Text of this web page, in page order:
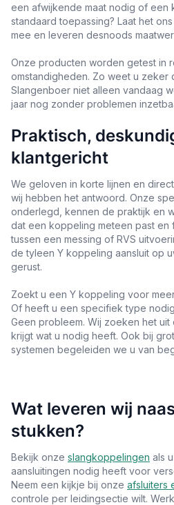
een afwijkende maat nodig of een
standaard toepassing? Laat het
mee en leveren desnoods
Onze producten worden getest in
omstandigheden. Zo weet u zeker
Slangenboer niet alleen vandaag
jaar nog zonder problemen
Praktisch,
klantgericht
We geloven in korte lijnen en
wij hebben het antwoord. Onze
onderlegd, kennen de praktijk en
dat een koppeling meteen past en
tussen een messing of RVS
de tyleen Y koppeling aansluit op
gerust.
Zoekt u een Y koppeling voor
Of heeft u een specifiek type
Geen probleem. Wij zoeken het
krijgt wat u nodig heeft. Ook bij
systemen begeleiden we u van
Wat leveren wij
stukken?
Bekijk onze slangkoppelingen als
aansluitingen nodig heeft voor
Neem een kijkje bij onze afsluiters
controle per leidingsectie wilt.